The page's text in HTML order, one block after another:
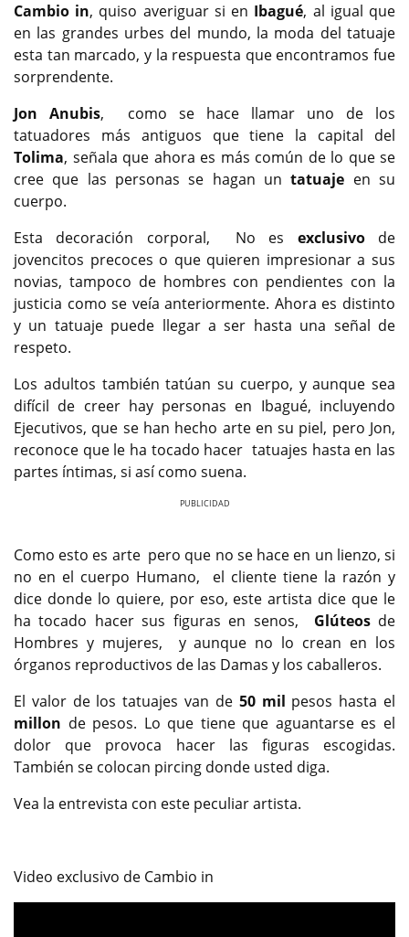
Cambio in, quiso averiguar si en Ibagué, al igual que
en las grandes urbes del mundo, la moda del tatuaje
esta tan marcado, y la respuesta que encontramos fue
sorprendente.
Jon Anubis, como se hace llamar uno de los
tatuadores más antiguos que tiene la capital del
Tolima, señala que ahora es más común de lo que se
cree que las personas se hagan untatuaje en su
cuerpo.
Esta decoración corporal, No es exclusivode
jovencitos precoces o que quieren impresionar a sus
novias, tampoco de hombres con pendientes con la
justicia como se veía anteriormente. Ahora es distinto
y un tatuaje puede llegar a ser hasta una señal de
respeto.
Los adultos también tatúan su cuerpo, y aunque sea
difícil de creer hay personas en Ibagué, incluyendo
Ejecutivos, que se han hecho arte en su piel, pero Jon,
reconoce que le ha tocado hacer tatuajes hasta en las
partes íntimas, si así como suena.
Como esto es arte pero que no se hace en un lienzo, si
no en el cuerpo Humano, el cliente tiene la razón y
dice donde lo quiere, por eso, este artista dice que le
ha tocado hacer sus figuras en senos, Glúteosde
Hombres y mujeres, y aunque no lo crean en los
órganos reproductivos de las Damas y los caballeros.
El valor de los tatuajes van de 50 mil pesos hasta el
millon de pesos. Lo que tiene que aguantarse es el
dolor que provoca hacer las figuras escogidas.
También se colocan pircing donde usted diga.
Vea la entrevista con este peculiar artista.
Video exclusivo de Cambio in